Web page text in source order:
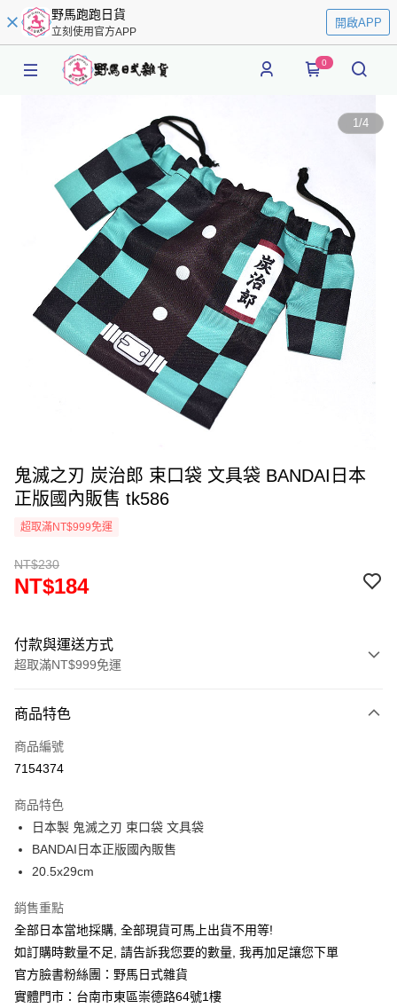
野馬跑跑日貨
立刻使用官方APP
開啟APP
0
1/4
鬼滅之刃 炭治郎 束口袋 文具袋 BANDAI日本
正版國內販售 tk586
超取滿NT$999免運
NT$230
NT$184
付款與運送方式
超取滿NT$999免運
信用卡一次付款
信用卡分期付款
合作金庫商業銀行
華南商業銀行
上海商業儲蓄銀行
國泰世華商業銀行
匯豐（台灣）商業銀行
聯邦商業銀行
遠東國際商業銀行
元大商業銀行
永豐商業銀行
台新國際商業銀行
台灣樂天信用卡公司
超商取貨付款
LINE Pay
街口支付
悠遊付
Google Pay
商品特色
商品編號
7154374
商品特色
日本製 鬼滅之刃 束口袋 文具袋
BANDAI日本正版國內販售
20.5x29cm
銷售重點
全部日本當地採購, 全部現貨可馬上出貨不用等!
如訂購時數量不足, 請告訴我您要的數量, 我再加足讓您下單
官方臉書粉絲團：野馬日式雜貨
實體門市：台南市東區崇德路64號1樓